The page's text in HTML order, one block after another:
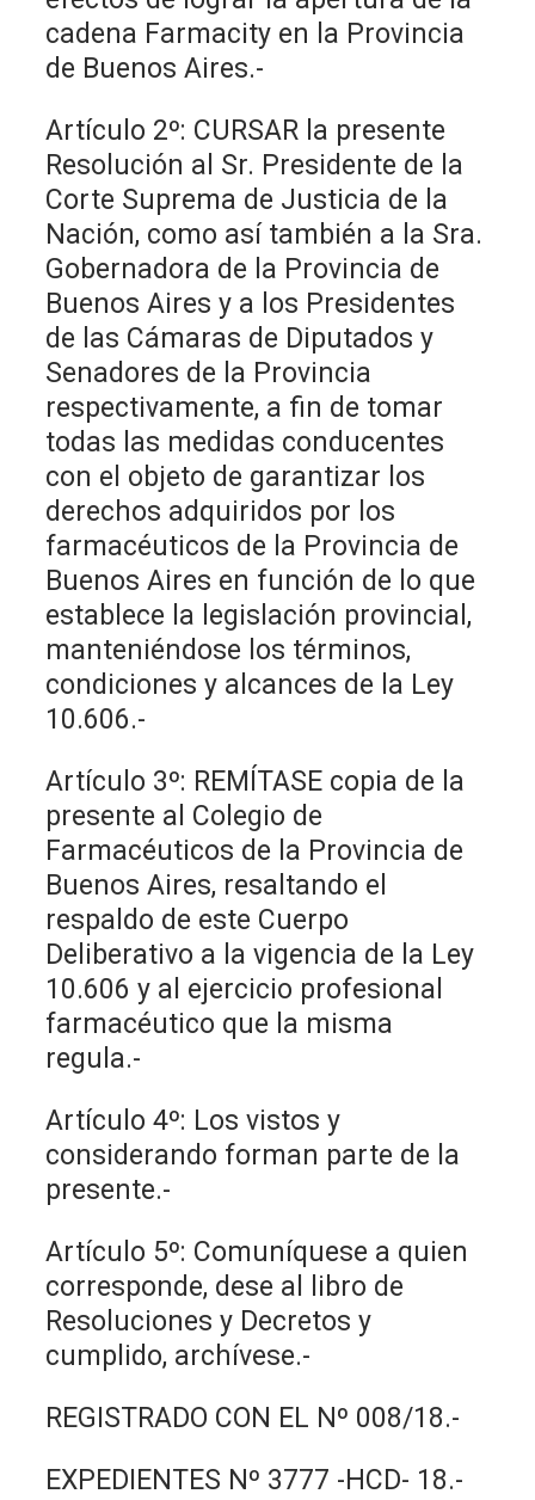
cadena Farmacity en la Provincia
de Buenos Aires.-
Artículo 2º: CURSAR la presente
Resolución al Sr. Presidente de la
Corte Suprema de Justicia de la
Nación, como así también a la Sra.
Gobernadora de la Provincia de
Buenos Aires y a los Presidentes
de las Cámaras de Diputados y
Senadores de la Provincia
respectivamente, a fin de tomar
todas las medidas conducentes
con el objeto de garantizar los
derechos adquiridos por los
farmacéuticos de la Provincia de
Buenos Aires en función de lo que
establece la legislación provincial,
manteniéndose los términos,
condiciones y alcances de la Ley
10.606.-
Artículo 3º: REMÍTASE copia de la
presente al Colegio de
Farmacéuticos de la Provincia de
Buenos Aires, resaltando el
respaldo de este Cuerpo
Deliberativo a la vigencia de la Ley
10.606 y al ejercicio profesional
farmacéutico que la misma
regula.-
Artículo 4º: Los vistos y
considerando forman parte de la
presente.-
Artículo 5º: Comuníquese a quien
corresponde, dese al libro de
Resoluciones y Decretos y
cumplido, archívese.-
REGISTRADO CON EL Nº 008/18.-
EXPEDIENTES Nº 3777 -HCD- 18.-